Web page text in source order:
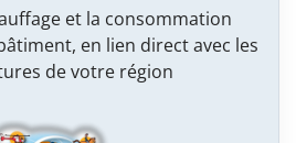
et la consommation
en lien direct avec les
de votre région